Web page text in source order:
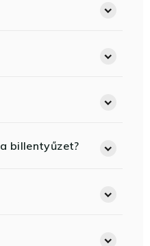
billentyűzet?